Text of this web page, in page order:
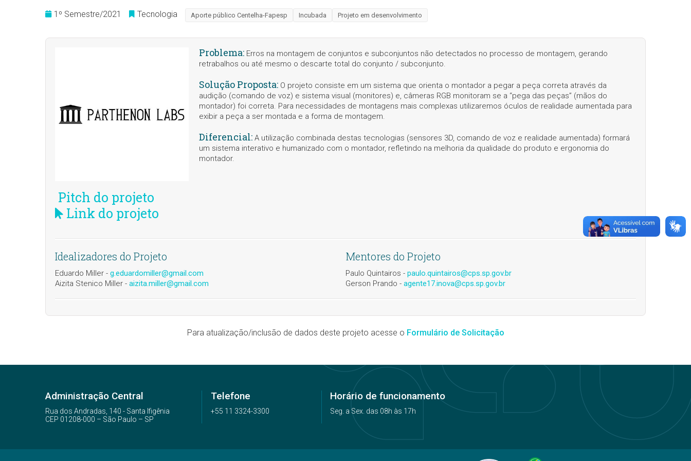
1º Semestre/2021 Tecnologia Aporte público Centelha-Fapesp Incubada Projeto em desenvolvimento
Pitch do projeto
Link do projeto
Problema: Erros na montagem de conjuntos e subconjuntos não detectados no processo de montagem, gerando
retrabalhos ou até mesmo o descarte total do conjunto / subconjunto.
Solução Proposta: O projeto consiste em um sistema que orienta o montador a pegar a peça correta através da
audição (comando de voz) e sistema visual (monitores) e, câmeras RGB monitoram se a “pega das peças” (mãos do
montador) foi correta. Para necessidades de montagens mais complexas utilizaremos óculos de realidade aumentada para
exibir a peça a ser montada e a forma de montagem.
Diferencial: A utilização combinada destas tecnologias (sensores 3D, comando de voz e realidade aumentada) formará
um sistema interativo e humanizado com o montador, refletindo na melhoria da qualidade do produto e ergonomia do
montador.
Idealizadores do Projeto
Eduardo Miller - g.eduardomiller@gmail.com
Aizita Stenico Miller - aizita.miller@gmail.com
Mentores do Projeto
Paulo Quintairos - paulo.quintairos@cps.sp.gov.br
Gerson Prando - agente17.inova@cps.sp.gov.br
Para atualização/inclusão de dados deste projeto acesse o Formulário de Solicitação
Administração Central
Rua dos Andradas, 140 - Santa Ifigênia
CEP 01208-000 – São Paulo – SP
Telefone
+55 11 3324-3300
Horário de funcionamento
Seg. a Sex. das 08h às 17h